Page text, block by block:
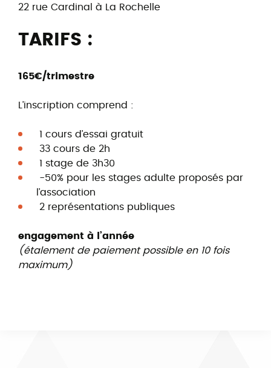
22 rue Cardinal à La Rochelle
TARIFS :
165€/trimestre
L’inscription comprend :
1 cours d’essai gratuit
33 cours de 2h
1 stage de 3h30
-50% pour les stages adulte proposés par
l’association
2 représentations publiques
engagement à l’année
(étalement de paiement possible en 10 fois
maximum)